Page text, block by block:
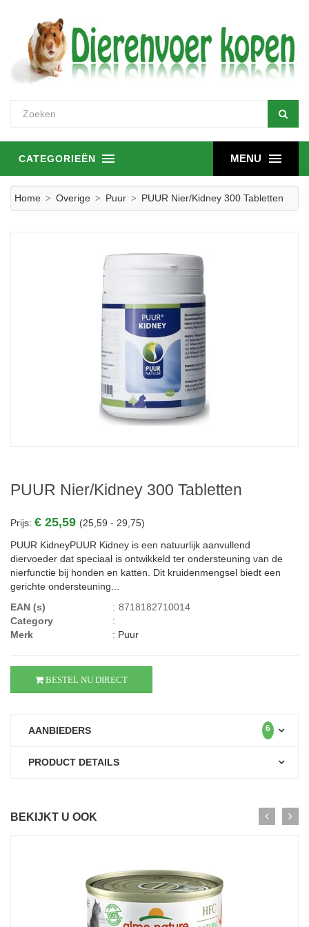
MENU
CATEGORIEËN
Home Overige Puur PUUR Nier/Kidney 300 Tabletten
PUUR Nier/Kidney 300 Tabletten
Prijs: € 25,59 (25,59 - 29,75)
PUUR KidneyPUUR Kidney is een natuurlijk aanvullend
diervoeder dat speciaal is ontwikkeld ter ondersteuning van de
nierfunctie bij honden en katten. Dit kruidenmengsel biedt een
gerichte ondersteuning...
EAN (s)
: 8718182710014
Category
:
Merk
: Puur
BESTEL NU DIRECT
AANBIEDERS 6
PRODUCT DETAILS
BEKIJKT U OOK